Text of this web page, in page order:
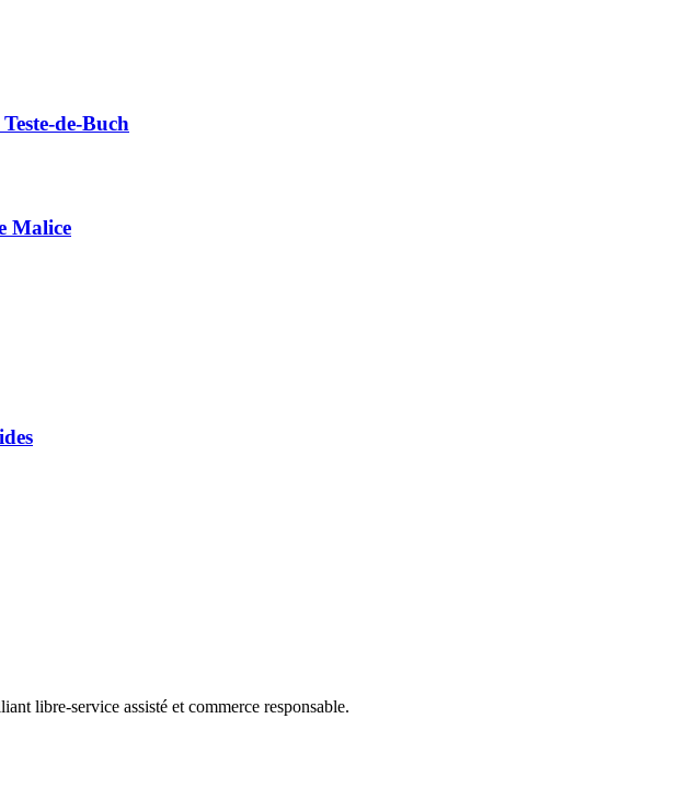
de-Buch
Malice
libre-service assisté et commerce responsable.